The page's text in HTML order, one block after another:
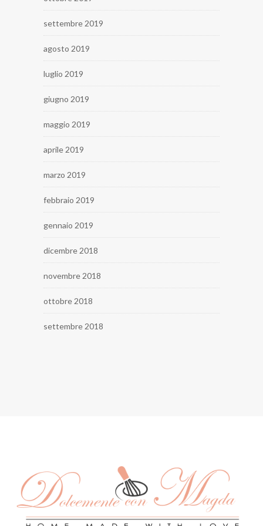
settembre 2019
agosto 2019
luglio 2019
giugno 2019
maggio 2019
aprile 2019
marzo 2019
febbraio 2019
gennaio 2019
dicembre 2018
novembre 2018
ottobre 2018
settembre 2018